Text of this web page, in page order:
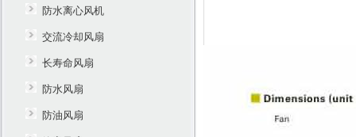
防水离心风机
交流冷却风扇
长寿命风扇
防水风扇
防油风扇